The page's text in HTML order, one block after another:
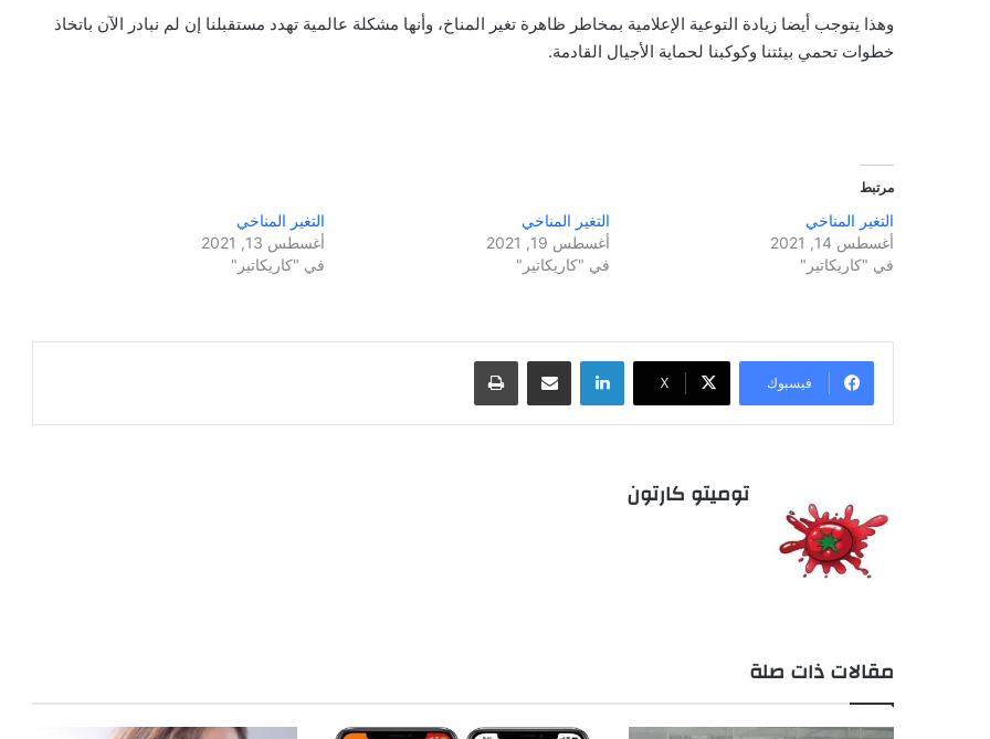
وهذا يتوجب أيضا زيادة التوعية الإعلامية بمخاطر ظاهرة تغير المناخ، وأنها مشكلة عالمية تهدد مستقبلنا إن لم نبادر الآن باتخاذ
خطوات تحمي بيئتنا وكوكبنا لحماية الأجيال القادمة.
مرتبط
التغير المناخي
أغسطس 14, 2021
في "كاريكاتير"
التغير المناخي
أغسطس 19, 2021
في "كاريكاتير"
التغير المناخي
أغسطس 13, 2021
في "كاريكاتير"
فيسبوك ‫X
لينكدإن مشاركة عبر البريد طباعة
توميتو كارتون
مقالات ذات صلة